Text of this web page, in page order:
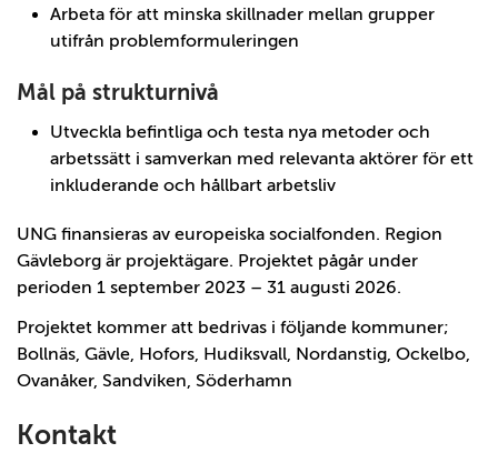
Arbeta för att minska skillnader mellan grupper
utifrån problemformuleringen
Mål på strukturnivå
Utveckla befintliga och testa nya metoder och
arbetssätt i samverkan med relevanta aktörer för ett
inkluderande och hållbart arbetsliv
UNG finansieras av europeiska socialfonden. Region
Gävleborg är projektägare. Projektet pågår under
perioden 1 september 2023 – 31 augusti 2026.
Projektet kommer att bedrivas i följande kommuner;
Bollnäs, Gävle, Hofors, Hudiksvall, Nordanstig, Ockelbo,
Ovanåker, Sandviken, Söderhamn
Kontakt